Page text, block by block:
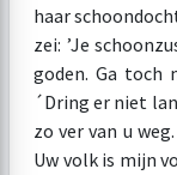
haar
zei: ’Je
goden. Ga toch
´Dring er niet
zo ver van u
Uw volk is mijn